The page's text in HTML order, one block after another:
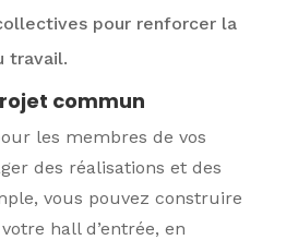
pour renforcer la
travail.
commun
les membres de vos
des réalisations et des
vous pouvez construire
hall d’entrée, en